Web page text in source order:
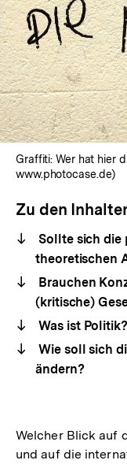
Graffiti: Wer hat hier
www.photocase.de)
Zu den
Sollte sich die
theoretischen
Brauchen
(kritische)
Was ist
Wie soll sich
ändern?
Welcher Blick auf
und auf die